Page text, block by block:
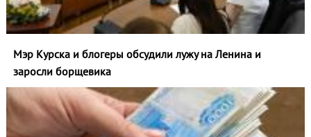
Мэр Курска и блогеры обсудили лужу на Ленина и
заросли борщевика